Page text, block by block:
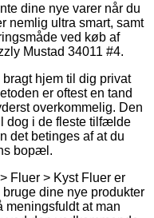
dine nye varer når du
nemlig ultra smart, samt
ved køb af
Mustad 34011 #4.
hjem til dig privat
er oftest en tand
overkommelig. Den
dog i de fleste tilfælde
det betinges af at du
bopæl.
Fluer > Kyst Fluer er
dine nye produkter
meningsfuldt at man